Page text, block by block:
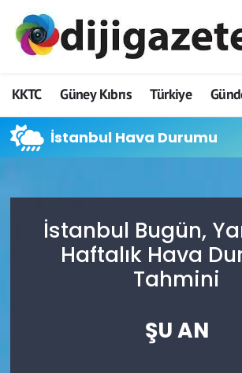
KKTC Güney Kıbrıs Türkiye
İstanbul Hava Durumu
İstanbul Bugün,
Haftalık Hava
Tahmini
ŞU AN
ADVERTORIAL
Dijigazete
Dünya
Ekonomi
Foto Galeri
Hava Durumu
Trafik Durumu
Süper Lig Puan Durumu ve
Son Dakika Haberleri
Haber Arşivi